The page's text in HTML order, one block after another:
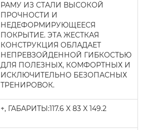
РАМУ ИЗ СТАЛИ ВЫСОКОЙ
ПРОЧНОСТИ И
НЕДЕФОРМИРУЮЩЕЕСЯ
ПОКРЫТИЕ. ЭТА ЖЕСТКАЯ
КОНСТРУКЦИЯ ОБЛАДАЕТ
НЕПРЕВЗОЙДЕННОЙ ГИБКОСТЬЮ
ДЛЯ ПОЛЕЗНЫХ, КОМФОРТНЫХ И
ИСКЛЮЧИТЕЛЬНО БЕЗОПАСНЫХ
ТРЕНИРОВОК.
+, ГАБАРИТЫ:117.6 X 83 X 149.2